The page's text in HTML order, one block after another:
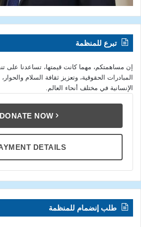
تبرع للمنظمة
إن مساهمتكم، مهما كانت قيمتها، تساعدنا على
المبادرات الحقوقية، وتعزيز ثقافة السلام
الإنسانية في مختلف أنحاء العالم.
DONATE NOW
DETAILS
طلب إنضمام للمنظمة